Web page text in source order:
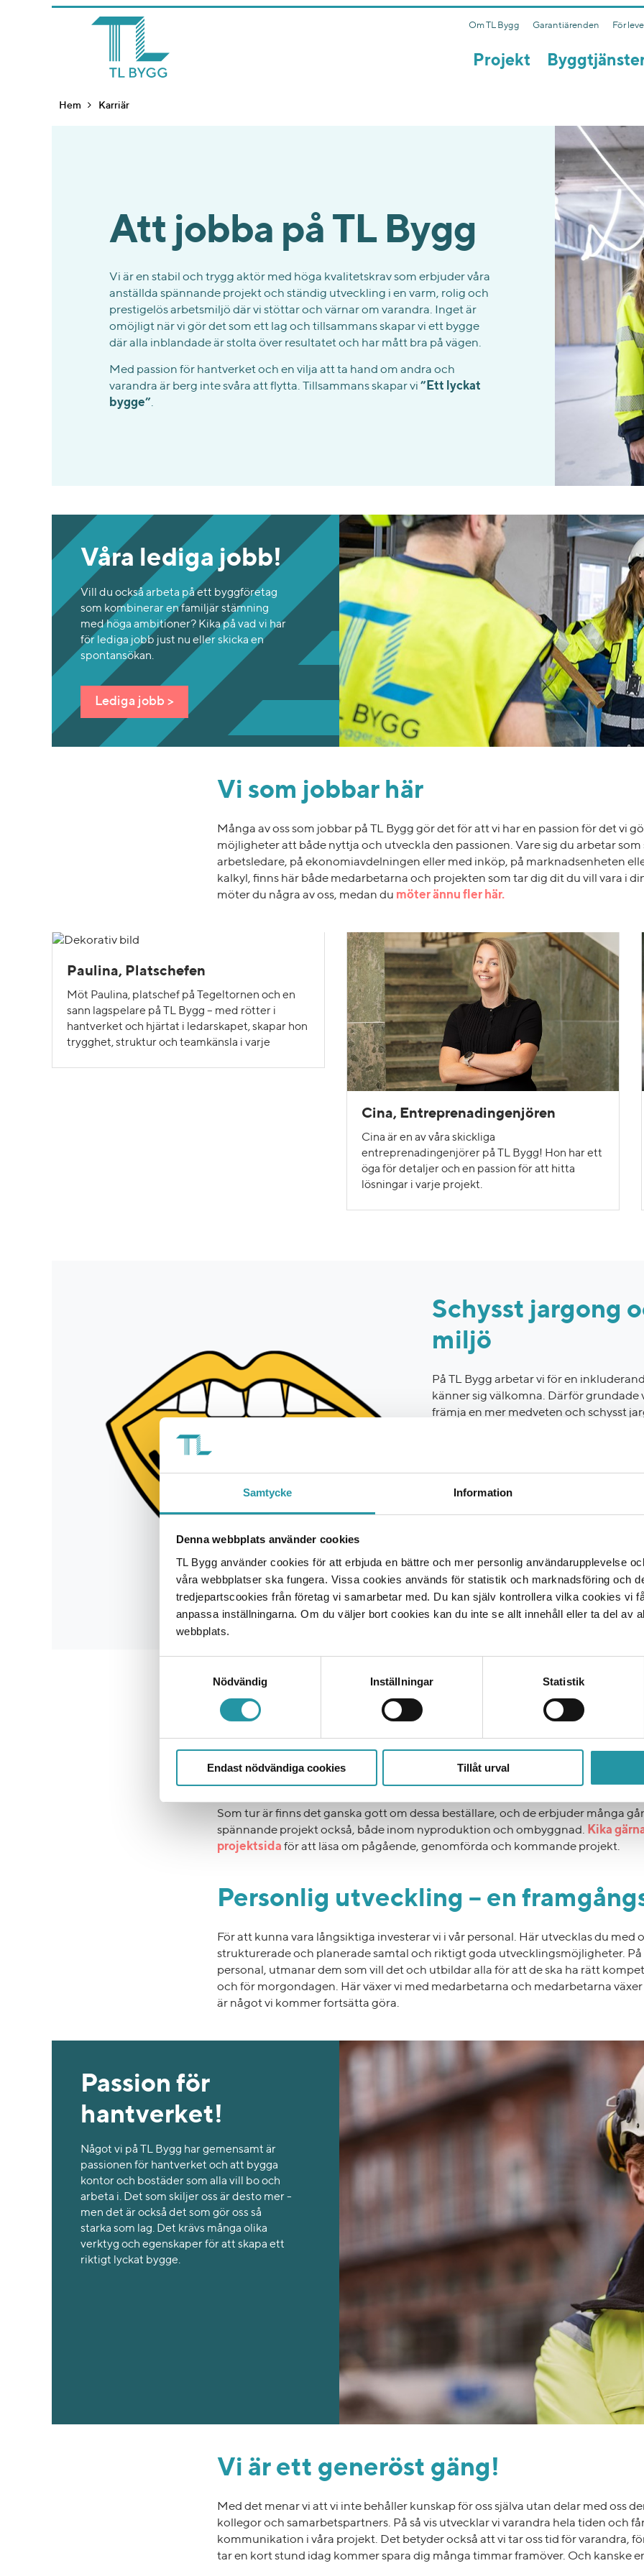
Samtycke Information
Denna webbplats använder cookies
TL Bygg använder cookies för att erbjuda en bättre och mer personlig användarupplevelse
våra webbplatser ska fungera. Vissa cookies används för statistik och marknadsföring och
tredjepartscookies från företag vi samarbetar med. Du kan själv kontrollera vilka cookies vi
anpassa inställningarna. Om du väljer bort cookies kan du inte se allt innehåll eller ta del av
webbplats.
Nödvändig
Inställningar Statistik
Endast nödvändiga cookies Tillåt urval
Om TL Bygg Garantiärenden För
Projekt
Hem Karriär
Att jobba på TL Bygg
Vi är en stabil och trygg aktör med höga kvalitetskrav som erbjuder våra
anställda spännande projekt och ständig utveckling i en varm, rolig och
prestigelös arbetsmiljö där vi stöttar och värnar om varandra. Inget är
omöjligt när vi gör det som ett lag och tillsammans skapar vi ett bygge
där alla inblandade är stolta över resultatet och har mått bra på vägen.
Med passion för hantverket och en vilja att ta hand om andra och
varandra är berg inte svåra att flytta. Tillsammans skapar vi ”Ett lyckat
bygge”.
Våra lediga jobb!
Vill du också arbeta på ett byggföretag
som kombinerar en familjär stämning
med höga ambitioner? Kika på vad vi har
för lediga jobb just nu eller skicka en
spontansökan.
Lediga jobb >
Vi som jobbar här
Många av oss som jobbar på TL Bygg gör det för att vi har en passion för det vi
möjligheter att både nyttja och utveckla den passionen. Vare sig du arbetar som
arbetsledare, på ekonomiavdelningen eller med inköp, på marknadsenheten
kalkyl, finns här både medarbetarna och projekten som tar dig dit du vill vara i
möter du några av oss, medan du möter ännu fler här.
Paulina, Platschefen
Möt Paulina, platschef på Tegeltornen och en
sann lagspelare på TL Bygg – med rötter i
hantverket och hjärtat i ledarskapet, skapar hon
trygghet, struktur och teamkänsla i varje
Cina, Entreprenadingenjören
Cina är en av våra skickliga
entreprenadingenjörer på TL Bygg! Hon har ett
öga för detaljer och en passion för att hitta
lösningar i varje projekt.
Schysst jargong
miljö
På TL Bygg arbetar vi för en
känner sig välkomna. Därför
främja en mer medveten och schysst
Sila Snacket handlar om att skapa en
oss och hur vårt språk påverkar
hur man kan skapa en trygg och
vi använder.
Vill du vara en del av ett företag som
Spännande projekt åt seriösa
Med risk för att trampa någon på tårna – på TL Bygg väljer vi alltid beställare
nämligen inte snabba pengar på bekostnad av det vi står för – vi ska arbeta
som delar våra värderingar, eller så jobbar vi inte alls. Det betyder att de ska dela
gäller social och miljömässig hållbarhet, jämlikhet, diskriminering, kvalitet och
Som tur är finns det ganska gott om dessa beställare, och de erbjuder många
spännande projekt också, både inom nyproduktion och ombyggnad. Kika
projektsida för att läsa om pågående, genomförda och kommande projekt.
Personlig utveckling – en
För att kunna vara långsiktiga investerar vi i vår personal. Här utvecklas du med
strukturerade och planerade samtal och riktigt goda utvecklingsmöjligheter. På
personal, utmanar dem som vill det och utbildar alla för att de ska ha rätt
och för morgondagen. Här växer vi med medarbetarna och medarbetarna
är något vi kommer fortsätta göra.
Passion för
hantverket!
Något vi på TL Bygg har gemensamt är
passionen för hantverket och att bygga
kontor och bostäder som alla vill bo och
arbeta i. Det som skiljer oss är desto mer -
men det är också det som gör oss så
starka som lag. Det krävs många olika
verktyg och egenskaper för att skapa ett
riktigt lyckat bygge.
Vi är ett generöst gäng!
Med det menar vi att vi inte behåller kunskap för oss själva utan delar med oss
kollegor och samarbetspartners. På så vis utvecklar vi varandra hela tiden och
kommunikation i våra projekt. Det betyder också att vi tar oss tid för varandra,
tar en kort stund idag kommer spara dig många timmar framöver. Och kanske